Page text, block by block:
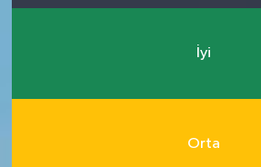
İyi
Orta